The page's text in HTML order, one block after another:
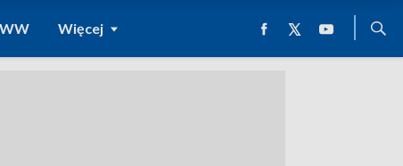
Więcej